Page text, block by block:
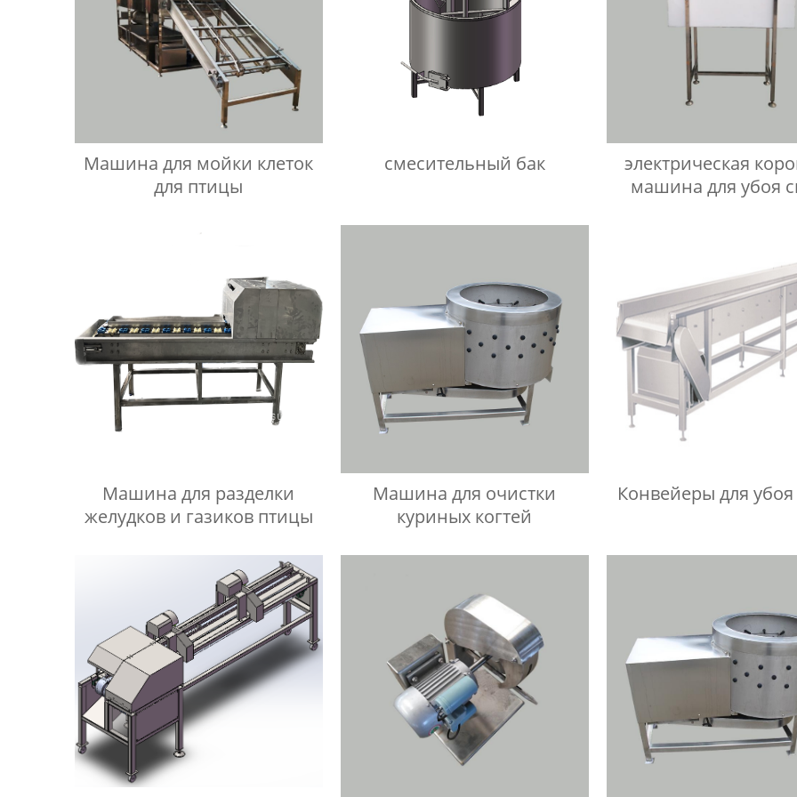
Машина для мойки клеток
для птицы
смесительный бак
электрическая
машина для убоя
Машина для разделки
желудков и газиков птицы
Машина для очистки
куриных когтей
Конвейеры для убоя